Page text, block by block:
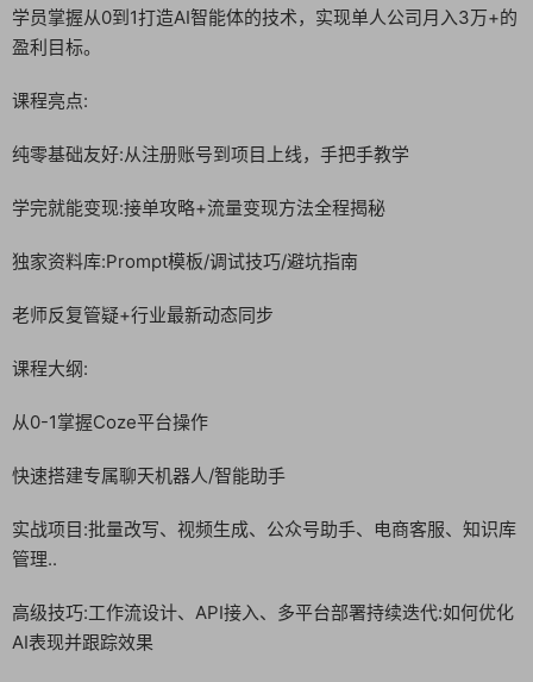
学员掌握从0到1打造AI智能体的技术，实现单人公司月入3万+的
盈利目标。
课程亮点:
纯零基础友好:从注册账号到项目上线，手把手教学
学完就能变现:接单攻略+流量变现方法全程揭秘
独家资料库:Prompt模板/调试技巧/避坑指南
老师反复管疑+行业最新动态同步
课程大纲:
从0-1掌握Coze平台操作
快速搭建专属聊天机器人/智能助手
实战项目:批量改写、视频生成、公众号助手、电商客服、知识库
管理..
高级技巧:工作流设计、API接入、多平台部署持续迭代:如何优化
AI表现并跟踪效果